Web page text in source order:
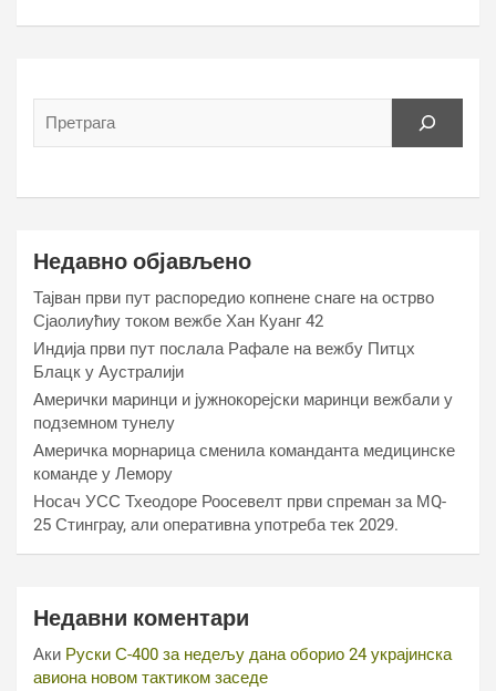
Недавно објављено
Тајван први пут распоредио копнене снаге на острво
Сјаолиућиу током вежбе Хан Куанг 42
Индија први пут послала Рафале на вежбу Питцх
Блацк у Аустралији
Амерички маринци и јужнокорејски маринци вежбали у
подземном тунелу
Америчка морнарица сменила команданта медицинске
команде у Лемору
Носач УСС Тхеодоре Роосевелт први спреман за МQ-
25 Стинграy, али оперативна употреба тек 2029.
Недавни коментари
Аки Руски С-400 за недељу дана оборио 24 украјинска
авиона новом тактиком заседе